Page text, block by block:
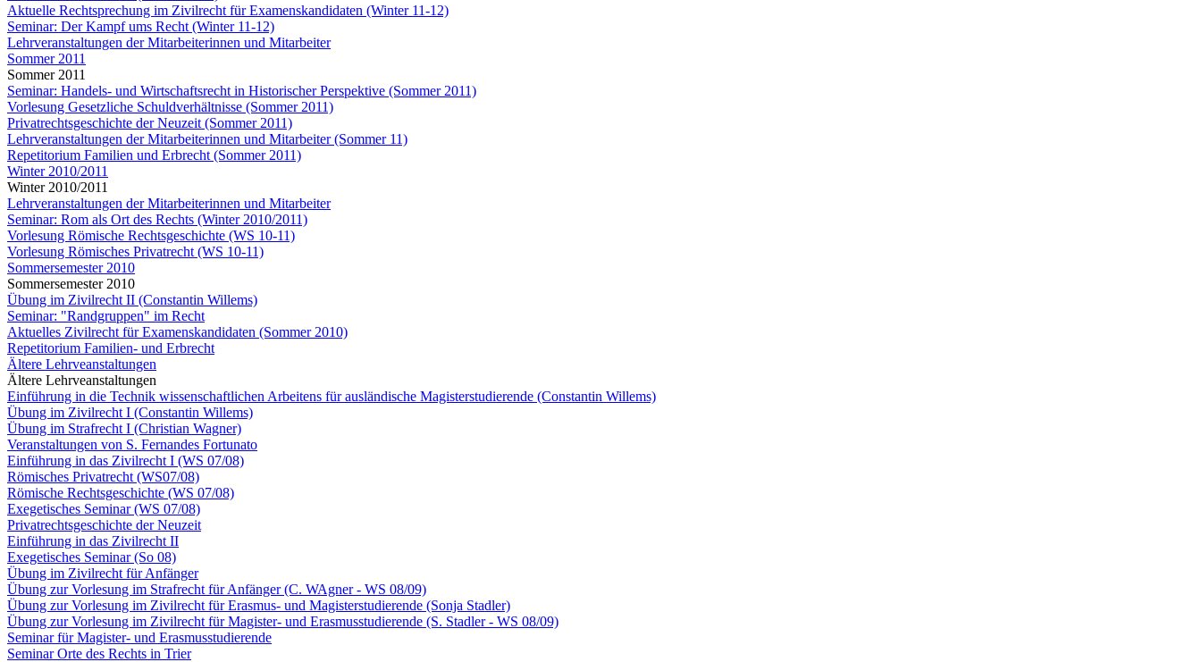
Aktuelle Rechtsprechung im Zivilrecht für Examenskandidaten (Winter 11-12)
Seminar: Der Kampf ums Recht (Winter 11-12)
Lehrveranstaltungen der Mitarbeiterinnen und Mitarbeiter
Sommer 2011
Sommer 2011
Seminar: Handels- und Wirtschaftsrecht in Historischer Perspektive (Sommer 2011)
Vorlesung Gesetzliche Schuldverhältnisse (Sommer 2011)
Privatrechtsgeschichte der Neuzeit (Sommer 2011)
Lehrveranstaltungen der Mitarbeiterinnen und Mitarbeiter (Sommer 11)
Repetitorium Familien und Erbrecht (Sommer 2011)
Winter 2010/2011
Winter 2010/2011
Lehrveranstaltungen der Mitarbeiterinnen und Mitarbeiter
Seminar: Rom als Ort des Rechts (Winter 2010/2011)
Vorlesung Römische Rechtsgeschichte (WS 10-11)
Vorlesung Römisches Privatrecht (WS 10-11)
Sommersemester 2010
Sommersemester 2010
Übung im Zivilrecht II (Constantin Willems)
Seminar: "Randgruppen" im Recht
Aktuelles Zivilrecht für Examenskandidaten (Sommer 2010)
Repetitorium Familien- und Erbrecht
Ältere Lehrveanstaltungen
Ältere Lehrveanstaltungen
Einführung in die Technik wissenschaftlichen Arbeitens für ausländische Magisterstudierende (Constantin Willems)
Übung im Zivilrecht I (Constantin Willems)
Übung im Strafrecht I (Christian Wagner)
Veranstaltungen von S. Fernandes Fortunato
Einführung in das Zivilrecht I (WS 07/08)
Römisches Privatrecht (WS07/08)
Römische Rechtsgeschichte (WS 07/08)
Exegetisches Seminar (WS 07/08)
Privatrechtsgeschichte der Neuzeit
Einführung in das Zivilrecht II
Exegetisches Seminar (So 08)
Übung im Zivilrecht für Anfänger
Übung zur Vorlesung im Strafrecht für Anfänger (C. WAgner - WS 08/09)
Übung zur Vorlesung im Zivilrecht für Erasmus- und Magisterstudierende (Sonja Stadler)
Übung zur Vorlesung im Zivilrecht für Magister- und Erasmusstudierende (S. Stadler - WS 08/09)
Seminar für Magister- und Erasmusstudierende
Seminar Orte des Rechts in Trier